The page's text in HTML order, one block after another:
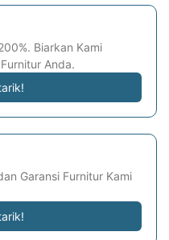
Biarkan Kami
Anda.
Garansi Furnitur Kami